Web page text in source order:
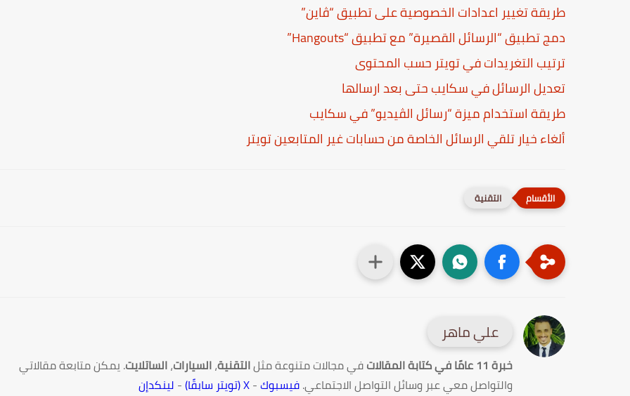
طريقة تغيير اعدادات الخصوصية على تطبيق “ڤاين”
دمج تطبيق “الرسائل القصيرة” مع تطبيق “Hangouts”
ترتيب التغريدات في تويتر حسب المحتوى
تعديل الرسائل في سكايب حتى بعد ارسالها
طريقة استخدام ميزة “رسائل الڤيديو” في سكايب
ألغاء خيار تلقي الرسائل الخاصة من حسابات غير المتابعين تويتر
التقنية
علي ماهر
خبرة 11 عامًا في كتابة المقالات في مجالات متنوعة مثلالتقنية،السيارات،الساتلايت. يمكن متابعة مقالاتي
والتواصل معي عبر وسائل التواصل الاجتماعي.فيسبوك-X (تويتر سابقًا) - لينكدإن